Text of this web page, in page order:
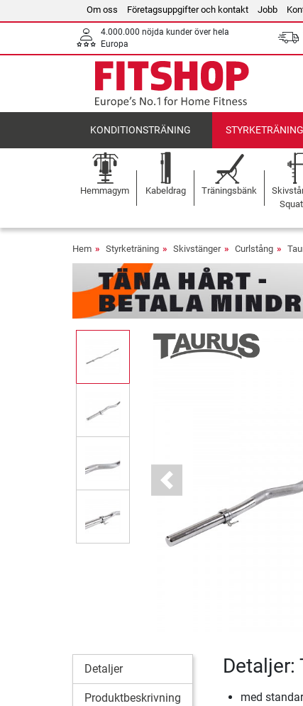
Om oss Företagsuppgifter och kontakt Jobb
4.000.000 nöjda kunder över hela
Europa
KONDITIONSTRÄNING STYRKETRÄNING
Hemmagym Kabeldrag Träningsbänk
Hem Styrketräning Skivstänger Curlstång
Previous
Detaljer
Produktbeskrivning
Detaljer:
med